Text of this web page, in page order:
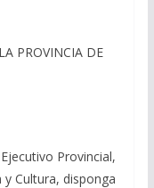
PROVINCIA DE
Provincial,
Cultura, disponga